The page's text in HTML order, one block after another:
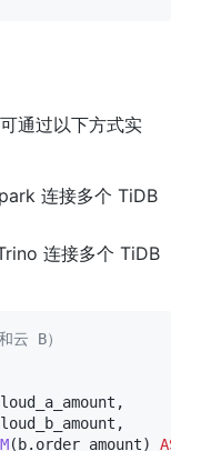
通过以下方式实
连接多个 TiDB
连接多个 TiDB
B）
,
,
( b. order_amount)
AS